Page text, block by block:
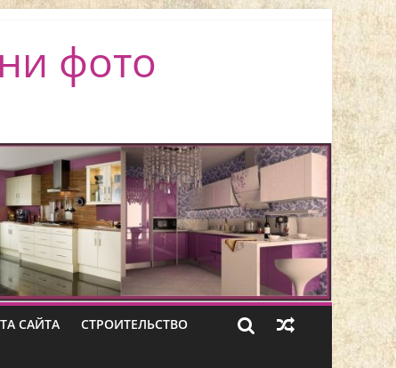
фото
САЙТА СТРОИТЕЛЬСТВО